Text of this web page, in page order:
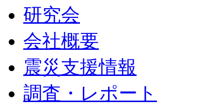
研究会
会社概要
震災支援情報
調査・レポート